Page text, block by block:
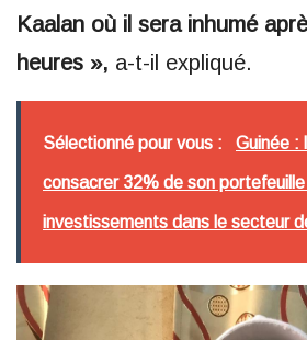
Kaalan où il sera inhumé
heures », a-t-il expliqué.
Sélectionné pour vous : Guinée :
consacrer 32% de son
investissements dans le secteur